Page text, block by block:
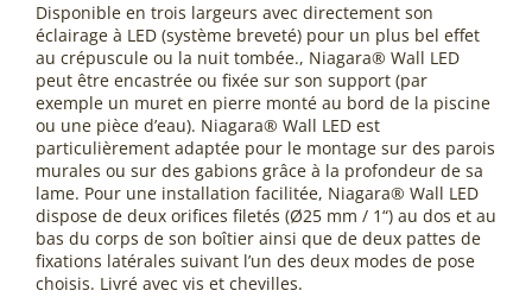
Disponible en trois largeurs avec directement son
éclairage à LED (système breveté) pour un plus bel effet
au crépuscule ou la nuit tombée., Niagara® Wall LED
peut être encastrée ou fixée sur son support (par
exemple un muret en pierre monté au bord de la piscine
ou une pièce d’eau). Niagara® Wall LED est
particulièrement adaptée pour le montage sur des parois
murales ou sur des gabions grâce à la profondeur de sa
lame. Pour une installation facilitée, Niagara® Wall LED
dispose de deux orifices filetés (Ø25 mm / 1“) au dos et au
bas du corps de son boîtier ainsi que de deux pattes de
fixations latérales suivant l’un des deux modes de pose
choisis. Livré avec vis et chevilles.